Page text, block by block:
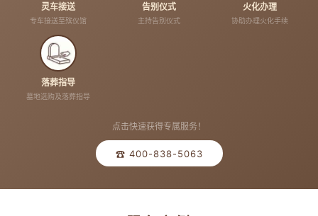
灵车接送
专车接送至殡仪馆
告别仪式
主持告别仪式
火化办理
协助办理火化手续
落葬指导
墓地选购及落葬指导
点击快速获得专属服务！
☎ 400-838-5063